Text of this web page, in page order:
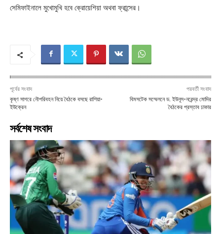
সেমিফাইনালে মুখোমুখি হবে ক্রোয়েশিয়া অথবা ফ্রান্সের।
পূর্বের সংবাদ
কৃষ্ণ সাগরে নৌপরিবহন নিয়ে বৈঠকে বসছে রাশিয়া-
ইউক্রেন
পরবর্তী সংবাদ
বিমসটেক সম্মেলনে ড. ইউনূস-নরেন্দ্র মোদির
বৈঠকের প্রস্তাব ঢাকার
সর্বশেষ সংবাদ